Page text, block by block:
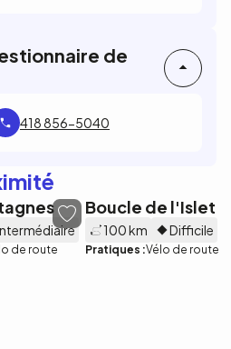
de
418 856-5040
de route
Boucle de l'Islet
100 km Difficile
Pratiques :Vélo de route